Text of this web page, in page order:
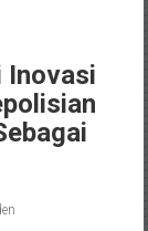
Inovasi